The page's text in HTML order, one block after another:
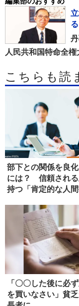
人民共和国特命全権
こちらも読
部下との関係を良
には？ 信頼される
持つ「肯定的な人間
「〇〇した後に必
を買いなさい」貧